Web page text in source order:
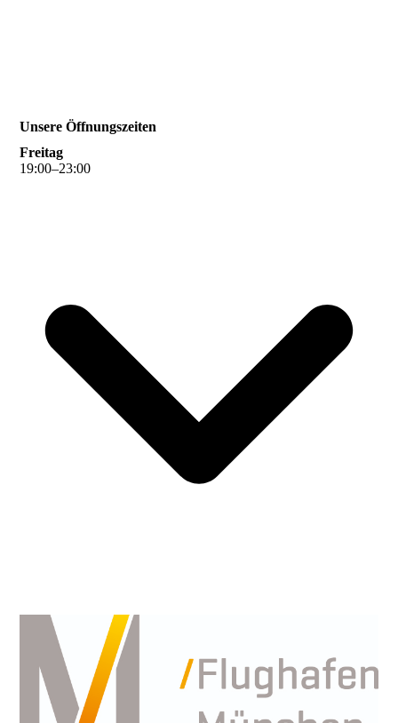
Unsere Öffnungszeiten
Freitag
19:00–23:00